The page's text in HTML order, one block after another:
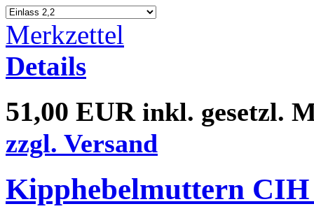
Merkzettel
Details
51,00 EUR inkl. gesetzl.
zzgl. Versand
Kipphebelmuttern